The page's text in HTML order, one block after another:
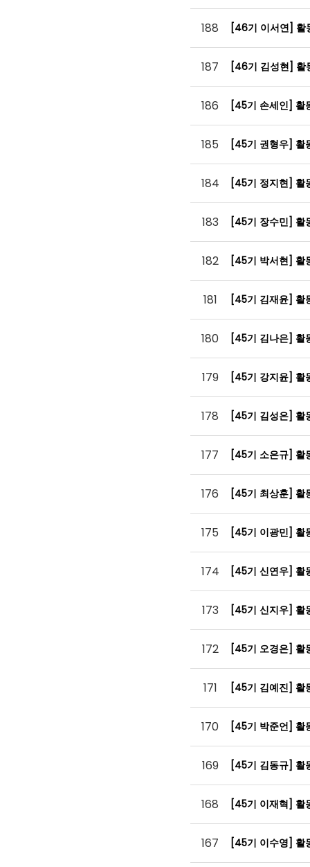
188 [46기 이서연] 활
187 [46기 김성현] 활
186 [45기 손세인] 활
185 [45기 권형우] 활
184 [45기 정지현] 활
183 [45기 장수민] 활
182 [45기 박서현] 활
181 [45기 김재윤] 활
180 [45기 김나은] 활
179 [45기 강지윤] 활
178 [45기 김성은] 활
177 [45기 소은규] 활
176 [45기 최상훈] 활
175 [45기 이광민] 활
174 [45기 신연우] 활
173 [45기 신지우] 활
172 [45기 오경은] 활
171 [45기 김예진] 활
170 [45기 박준언] 활
169 [45기 김동규] 활
168 [45기 이재혁] 활
167 [45기 이수영] 활